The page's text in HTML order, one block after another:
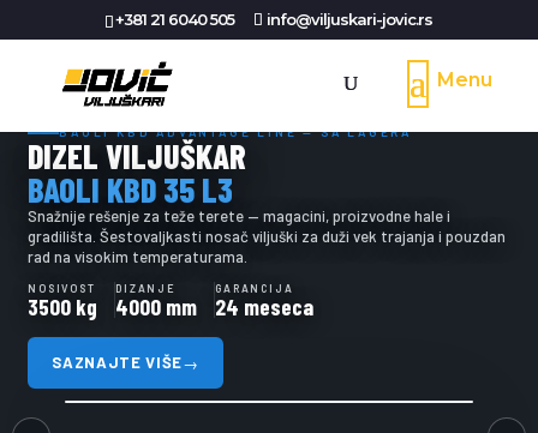
+381 21 6040 505 info@viljuskari-jovic.rs
BAOLI KBD ADVANTAGE LINE — SA LAGERA
DIZEL VILJUŠKAR
BAOLI KBD 35 L3
Snažnije rešenje za teže terete — magacini, proizvodne hale i
gradilišta. Šestovaljkasti nosač viljuški za duži vek trajanja i pouzdan
rad na visokim temperaturama.
NOSIVOST
3500 kg
DIZANJE
4000 mm
GARANCIJA
24 meseca
SAZNAJTE VIŠE→